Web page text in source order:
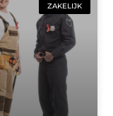
ZAKELIJK